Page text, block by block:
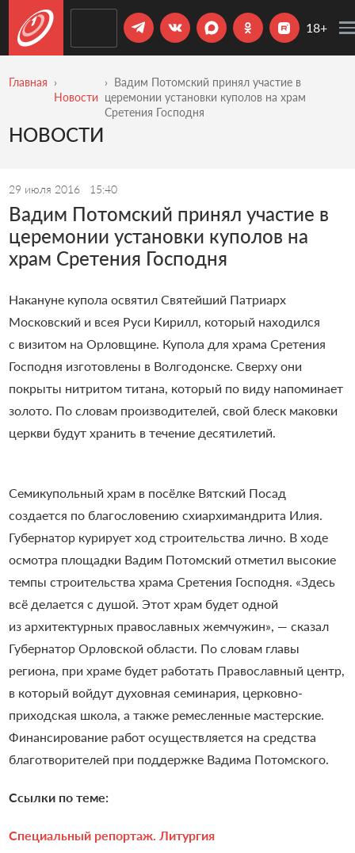
18+
Главная
Новости
Вадим Потомский принял участие в
церемонии установки куполов на храм
Сретения Господня
НОВОСТИ
29 июля 2016 15:40
Вадим Потомский принял участие в
церемонии установки куполов на
храм Сретения Господня
Накануне купола освятил Святейший Патриарх
Московский и всея Руси Кирилл, который находился
с визитом на Орловщине. Купола для храма Сретения
Господня изготовлены в Волгодонске. Сверху они
покрыты нитритом титана, который по виду напоминает
золото. По словам производителей, свой блеск маковки
церкви будут хранить в течение десятилетий.
Cемикупольный храм в посёлке Вятский Посад
создается по благословению схиархимандрита Илия.
Губернатор курирует ход строительства лично. В ходе
осмотра площадки Вадим Потомский отметил высокие
темпы строительства храма Сретения Господня. «Здесь
всё делается с душой. Этот храм будет одной
из архитектурных православных жемчужин», — сказал
Губернатор Орловской области. По словам главы
региона, при храме будет работать Православный центр,
в который войдут духовная семинария, церковно-
приходская школа, а также ремесленные мастерские.
Финансирование работ осуществляется на средства
благотворителей при поддержке Вадима Потомского.
Ссылки по теме:
Специальный репортаж. Литургия